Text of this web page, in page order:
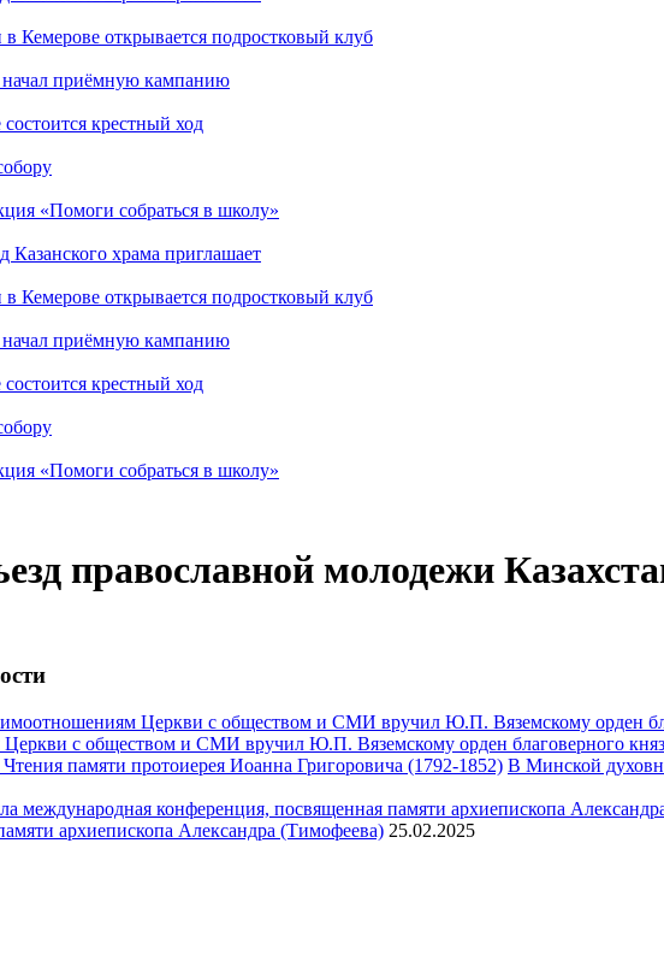
открывается подростковый клуб
начал приёмную кампанию
крестный ход
«Помоги собраться в школу»
храма приглашает
открывается подростковый клуб
начал приёмную кампанию
крестный ход
«Помоги собраться в школу»
православной молодежи
с обществом и СМИ вручил Ю.П. Вяземскому орден благоверного
В Минской
архиепископа Александра (Тимофеева) 25.02.2025